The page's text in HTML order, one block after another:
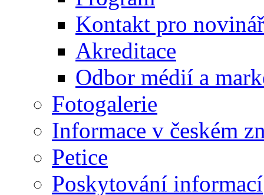
Kontakt pro
Akreditace
Odbor médií a
Fotogalerie
Informace v českém
Petice
Poskytování informací